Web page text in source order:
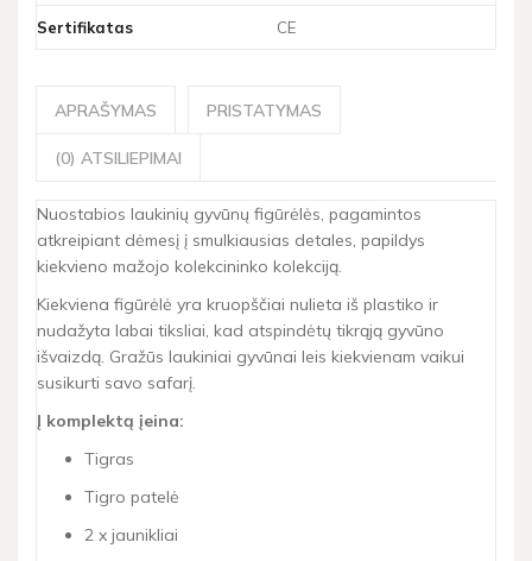
Sertifikatas CE
APRAŠYMAS PRISTATYMAS
(0) ATSILIEPIMAI
Nuostabios laukinių gyvūnų figūrėlės, pagamintos
atkreipiant dėmesį į smulkiausias detales, papildys
kiekvieno mažojo kolekcininko kolekciją.
Kiekviena figūrėlė yra kruopščiai nulieta iš plastiko ir
nudažyta labai tiksliai, kad atspindėtų tikrąją gyvūno
išvaizdą. Gražūs laukiniai gyvūnai leis kiekvienam vaikui
susikurti savo safarį.
Į komplektą įeina:
Tigras
Tigro patelė
2 x jaunikliai